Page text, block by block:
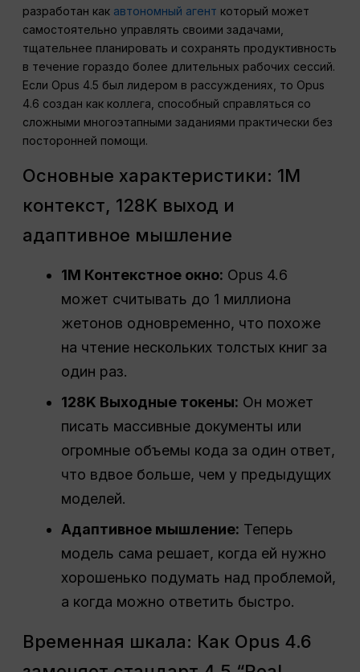
разработан как автономный агент который может
самостоятельно управлять своими задачами,
тщательнее планировать и сохранять продуктивность
в течение гораздо более длительных рабочих сессий.
Если Opus 4.5 был лидером в рассуждениях, то Opus
4.6 создан как коллега, способный справляться со
сложными многоэтапными заданиями практически без
посторонней помощи.
Основные характеристики: 1M
контекст, 128K выход и
адаптивное мышление
1M Контекстное окно: Opus 4.6
может считывать до 1 миллиона
жетонов одновременно, что похоже
на чтение нескольких толстых книг за
один раз.
128K Выходные токены: Он может
писать массивные документы или
огромные объемы кода за один ответ,
что вдвое больше, чем у предыдущих
моделей.
Адаптивное мышление: Теперь
модель сама решает, когда ей нужно
хорошенько подумать над проблемой,
а когда можно ответить быстро.
Временная шкала: Как Opus 4.6